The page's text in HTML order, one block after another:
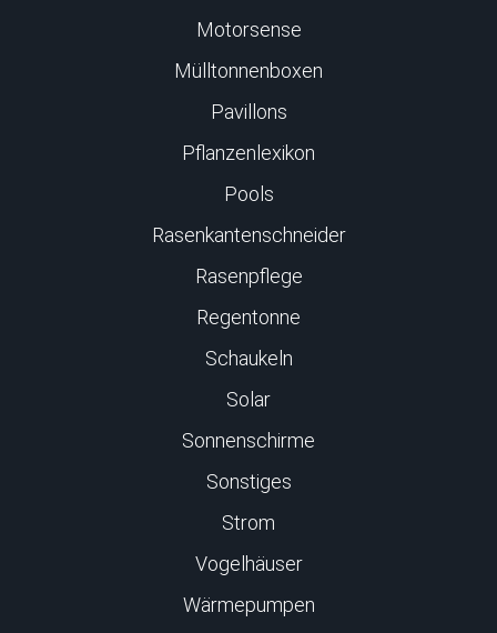
Motorsense
Mülltonnenboxen
Pavillons
Pflanzenlexikon
Pools
Rasenkantenschneider
Rasenpflege
Regentonne
Schaukeln
Solar
Sonnenschirme
Sonstiges
Strom
Vogelhäuser
Wärmepumpen